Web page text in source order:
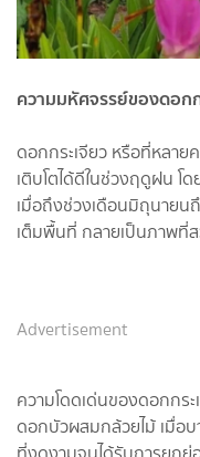
ความมหัศจรรย์ของดอกก
ดอกกระเจียว หรือที่หลาย
เติบโตได้ดีในช่วงฤดูฝน
เมื่อถึงช่วงเดือนมิถุนายน
เต็มพื้นที่ กลายเป็นภาพที่ส
Advertisement
ความโดดเด่นของดอกกร
ดอกบัวผสมกล้วยไม้ เมื่อ